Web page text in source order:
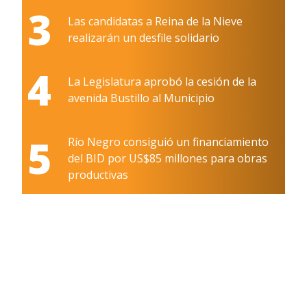
3
Las candidatas a Reina de la Nieve
realizarán un desfile solidario
4
La Legislatura aprobó la cesión de la
avenida Bustillo al Municipio
5
Río Negro consiguió un financiamiento
del BID por US$85 millones para obras
productivas